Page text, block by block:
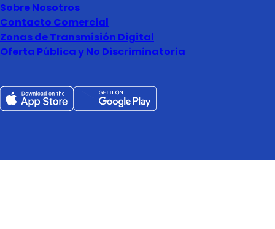
Sobre Nosotros
Contacto Comercial
Zonas de Transmisión Digital
Oferta Pública y No Discriminatoria